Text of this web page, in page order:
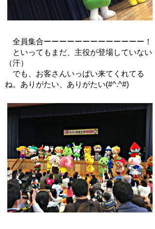
全員集合ーーーーーーーーーーーーー！
といってもまだ、主役が登場していない
（汗）
でも、お客さんいっぱい来てくれてる
ね。ありがたい、ありがたい(#^.^#)